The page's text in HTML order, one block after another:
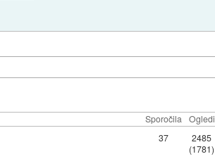
Sporočila Ogledi
37
2485
(1781)